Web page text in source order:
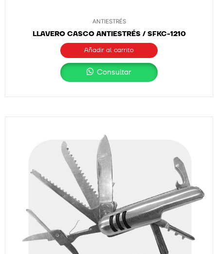
ANTIESTRÉS
LLAVERO CASCO ANTIESTRÉS / SFKC-1210
Añadir al carrito
Consultar